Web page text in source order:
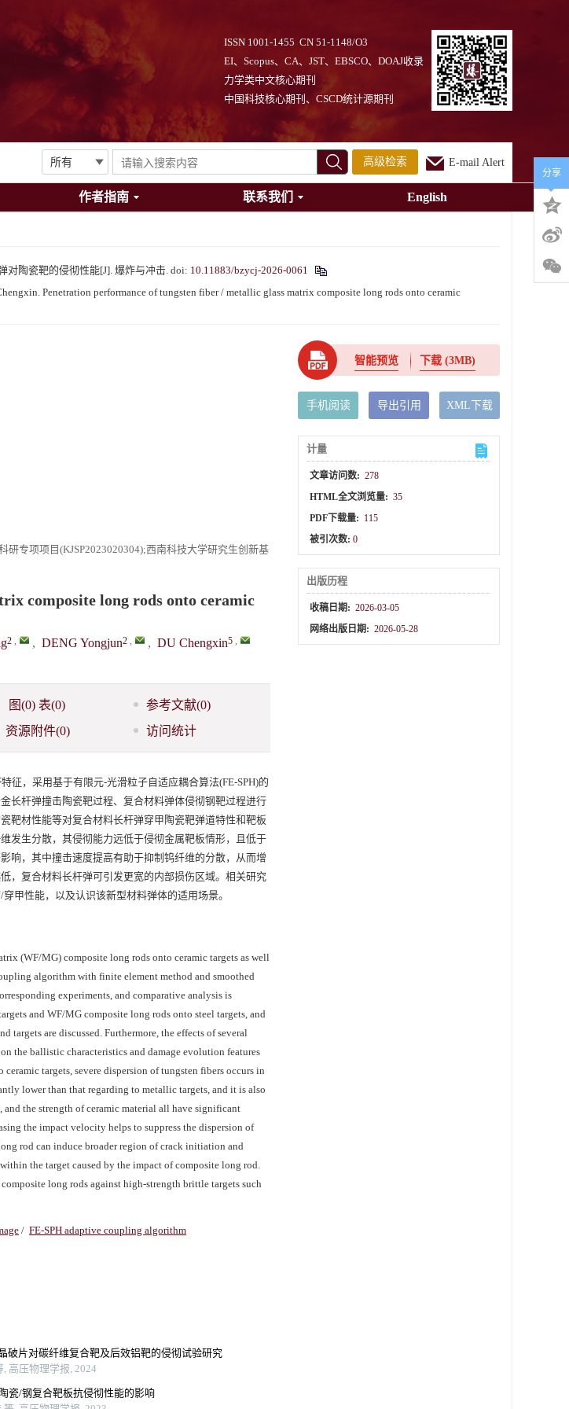
ISSN 1001-1455 CN 51-1148/O3
EI、Scopus、CA、JST、EBSCO、DOAJ收录
力学类中文核心期刊
中国科技核心期刊、CSCD统计源期刊
高级检索 E-mail Alert
作者指南 联系我们 English
对陶瓷靶的侵彻性能[J]. 爆炸与冲击.doi: 10.11883/bzycj-2026-0061
Penetration performance of tungsten fiber / metallic glass matrix composite long rods onto ceramic
研专项项目(KJSP2023020304);西南科技大学研究生创新基
composite long rods onto ceramic
2 , , DENG Yongjun2 , , DU Chengxin5 ,
图(0) 表(0) 参考文献(0)
资源附件(0) 访问统计
征，采用基于有限元-光滑粒子自适应耦合算法(FE-SPH)的
长杆弹撞击陶瓷靶过程、复合材料弹体侵彻钢靶过程进行
靶材性能等对复合材料长杆弹穿甲陶瓷靶弹道特性和靶板
发生分散，其侵彻能力远低于侵彻金属靶板情形，且低于
响，其中撞击速度提高有助于抑制钨纤维的分散，从而增
，复合材料长杆弹可引发更宽的内部损伤区域。相关研究
甲性能，以及认识该新型材料弹体的适用场景。
(WF/MG) composite long rods onto ceramic targets as well
algorithm with finite element method and smoothed
experiments, and comparative analysis is
and WF/MG composite long rods onto steel targets, and
are discussed. Furthermore, the effects of several
the ballistic characteristics and damage evolution features
targets, severe dispersion of tungsten fibers occurs in
lower than that regarding to metallic targets, and it is also
the strength of ceramic material all have significant
the impact velocity helps to suppress the dispersion of
rod can induce broader region of crack initiation and
the target caused by the impact of composite long rod.
long rods against high-strength brittle targets such
/ FE-SPH adaptive coupling algorithm
破片对碳纤维复合靶及后效铝靶的侵彻试验研究
, 高压物理学报, 2024
瓷/钢复合靶板抗侵彻性能的影响
智能预览 下载(3MB)
手机阅读 导出引用 XML下载
计量
文章访问数: 278
HTML全文浏览量: 35
PDF下载量: 115
被引次数:0
出版历程
收稿日期: 2026-03-05
网络出版日期: 2026-05-28
分享